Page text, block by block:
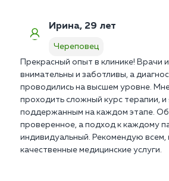
Ирина, 29 лет
Череповец
Прекрасный опыт в клинике! Врачи
внимательны и заботливы, а
проводились на высшем уровне.
проходить сложный курс терапии, и
поддержанным на каждом этапе.
проверенное, а подход к каждому
индивидуальный. Рекомендую всем,
качественные медицинские услуги.